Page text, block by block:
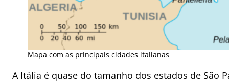
Mapa com as principais cidades italianas
A Itália é quase do tamanho dos estados de São